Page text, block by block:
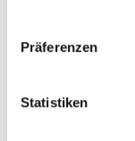
Präferenzen
Statistiken
Straße und Nummer